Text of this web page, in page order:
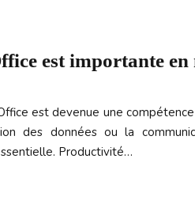
est importante en
est devenue une
des données ou la
Productivité…